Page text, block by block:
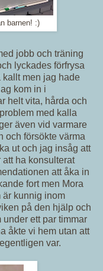
barnen! :)
jobb och träning
lyckades förfrysa
kallt men jag hade
kom in i
helt vita, hårda och
med kalla
även vid varmare
och försökte värma
ut och jag insåg att
att ha konsulterat
att åka in
fort men Mora
är kunnig inom
på den hjälp och
under ett par timmar
åkte vi hem utan att
var.